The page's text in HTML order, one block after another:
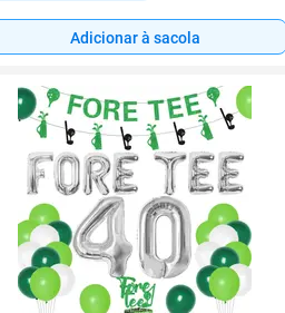
Adicionar à sacola